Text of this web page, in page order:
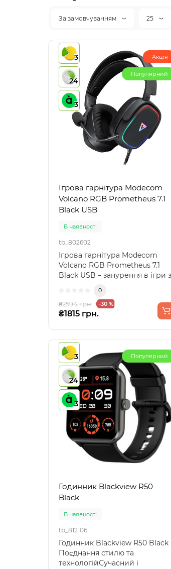
За замовчуванням 25
3
24
3
Акція
Популярний
Ігрова гарнітура Modecom
Volcano RGB Prometheus 7.1
Black USB
В наявності
tb_802602
Ігрова гарнітура Modecom
Volcano RGB Prometheus 7.1
Black USB – занурення в ігри з
0
₴2594 грн. -30 %
₴1815 грн.
3
24
3
Популярний
Годинник Blackview R50
Black
В наявності
tb_812106
Годинник Blackview R50 Black
Поєднання стилю та
технологійСучасний і